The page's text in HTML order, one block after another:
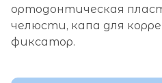
ортодонтическая
челюсти, капа для
фиксатор.